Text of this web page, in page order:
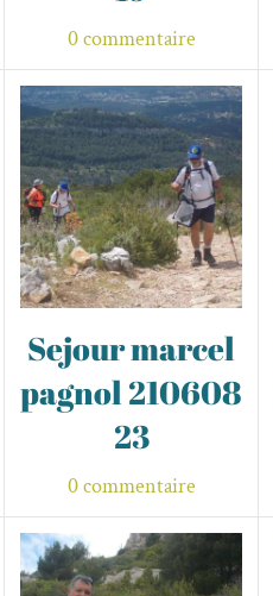
0 commentaire
Sejour marcel
pagnol 210608
23
0 commentaire